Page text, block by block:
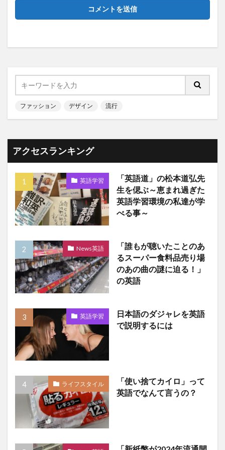
ファッション デザイン 流行
アクセスランキング
英語学習
「英語道」の松本道弘先
生を偲ぶ～恵まれ過ぎた
英語学習環境の私達が学
べる事～
News英語
「誰もが聴いたことのあ
るスーパー食料品売り場
のあの曲の謎に迫る！」
の英語
英語学習
日本語のダジャレを英語
で説明するには
ライフスタイル
「使い捨てカイロ」って
英語でなんて言うの？